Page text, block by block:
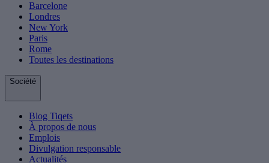
Barcelone
Londres
New York
Paris
Rome
Toutes les destinations
Société
Blog Tiqets
À propos de nous
Emplois
Divulgation responsable
Actualités